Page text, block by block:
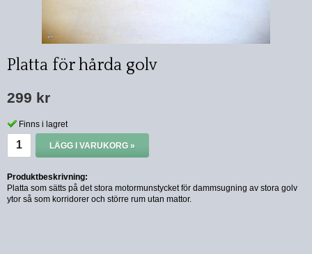
Platta för hårda golv
299 kr
Finns i lagret
LÄGG I VARUKORG »
Produktbeskrivning:
Platta som sätts på det stora motormunstycket för dammsugning av stora golv
ytor så som korridorer och större rum utan mattor.